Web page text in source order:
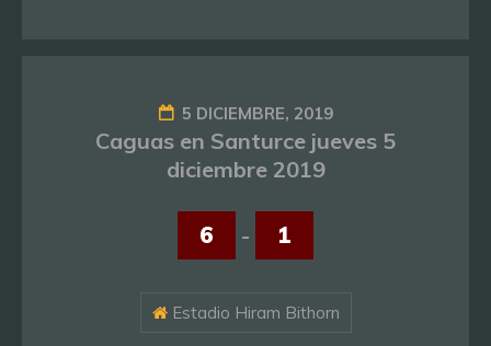
5 DICIEMBRE, 2019
Caguas en Santurce jueves 5
diciembre 2019
6 - 1
Estadio Hiram Bithorn